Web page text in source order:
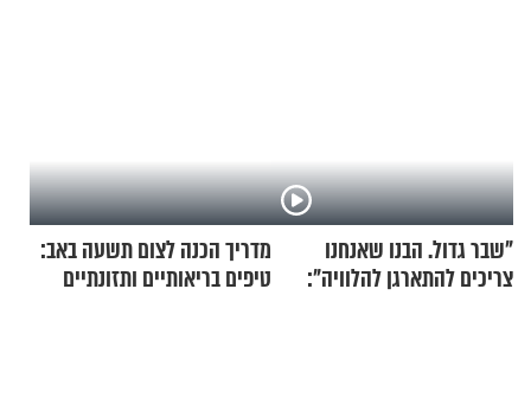
"שבר גדול. הבנו שאנחנו
צריכים להתארגן להלוויה":
מדריך הכנה לצום תשעה באב:
טיפים בריאותיים ותזונתיים